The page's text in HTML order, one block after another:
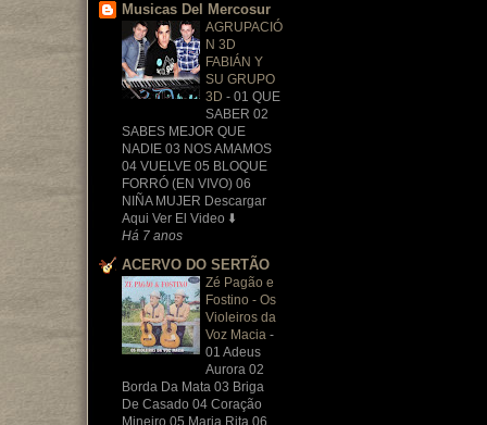
Musicas Del Mercosur
AGRUPACIÓ
N 3D
FABIÁN Y
SU GRUPO
3D - 01 QUE
SABER 02
SABES MEJOR QUE
NADIE 03 NOS AMAMOS
04 VUELVE 05 BLOQUE
FORRÓ (EN VIVO) 06
NIÑA MUJER Descargar
Aqui Ver El Video ⬇️
Há 7 anos
ACERVO DO SERTÃO
Zé Pagão e
Fostino - Os
Violeiros da
Voz Macia -
01 Adeus
Aurora 02
Borda Da Mata 03 Briga
De Casado 04 Coração
Mineiro 05 Maria Rita 06